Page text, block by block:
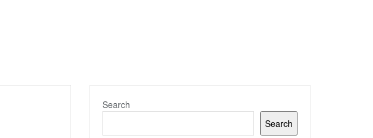
Search
Search